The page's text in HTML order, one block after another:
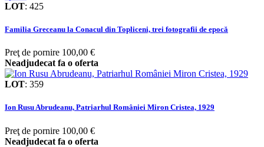
LOT: 425
Familia Greceanu la Conacul din Topliceni, trei fotografii de epocă
Preţ de pornire 100,00 €
Neadjudecat fa o oferta
LOT: 359
Ion Rusu Abrudeanu, Patriarhul României Miron Cristea, 1929
Preţ de pornire 100,00 €
Neadjudecat fa o oferta